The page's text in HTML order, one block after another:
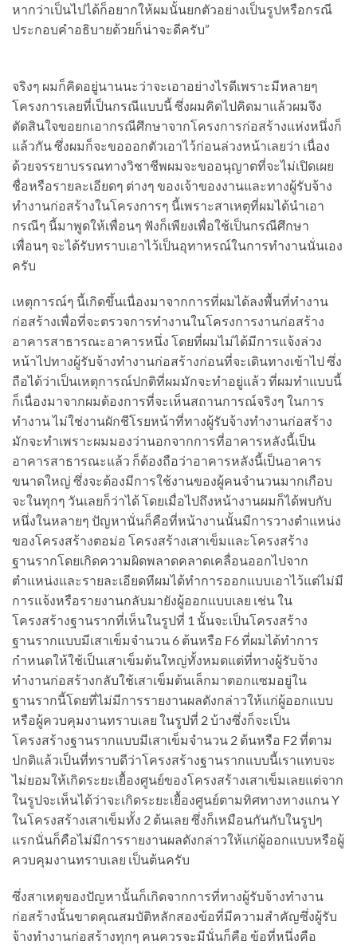
หากว่าเป็นไปได้ก็อยากให้ผมนั้นยกตัวอย่างเป็นรูปหรือกรณี
ประกอบคำอธิบายด้วยก็น่าจะดีครับ”
จริงๆ ผมก็คิดอยู่นานนะว่าจะเอาอย่างไรดีเพราะมีหลายๆ
โครงการเลยที่เป็นกรณีแบบนี้ ซึ่งผมคิดไปคิดมาแล้วผมจึง
ตัดสินใจขอยกเอากรณีศึกษาจากโครงการก่อสร้างแห่งหนึ่งก็
แล้วกัน ซึ่งผมก็จะขอออกตัวเอาไว้ก่อนล่วงหน้าเลยว่า เนื่อง
ด้วยจรรยาบรรณทางวิชาชีพผมจะขออนุญาตที่จะไม่เปิดเผย
ชื่อหรือรายละเอียดๆ ต่างๆ ของเจ้าของงานและทางผู้รับจ้าง
ทำงานก่อสร้างในโครงการๆ นี้เพราะสาเหตุที่ผมได้นำเอา
กรณีๆ นี้มาพูดให้เพื่อนๆ ฟังก็เพียงเพื่อใช้เป็นกรณีศึกษา
เพื่อนๆ จะได้รับทราบเอาไว้เป็นอุทาหรณ์ในการทำงานนั่นเอง
ครับ
เหตุการณ์ๆ นี้เกิดขึ้นเนื่องมาจากการที่ผมได้ลงพื้นที่ทำงาน
ก่อสร้างเพื่อที่จะตรวจการทำงานในโครงการงานก่อสร้าง
อาคารสาธารณะอาคารหนึ่ง โดยที่ผมไม่ได้มีการแจ้งล่วง
หน้าไปทางผู้รับจ้างทำงานก่อสร้างก่อนที่จะเดินทางเข้าไป ซึ่ง
ถือได้ว่าเป็นเหตุการณ์ปกติที่ผมมักจะทำอยู่แล้ว ที่ผมทำแบบนี้
ก็เนื่องมาจากผมต้องการที่จะเห็นสถานการณ์จริงๆ ในการ
ทำงาน ไม่ใช่งานผักชีโรยหน้าที่ทางผู้รับจ้างทำงานก่อสร้าง
มักจะทำเพราะผมมองว่านอกจากการที่อาคารหลังนี้เป็น
อาคารสาธารณะแล้ว ก็ต้องถือว่าอาคารหลังนี้เป็นอาคาร
ขนาดใหญ่ ซึ่งจะต้องมีการใช้งานของผู้คนจำนวนมากเกือบ
จะในทุกๆ วันเลยก็ว่าได้ โดยเมื่อไปถึงหน้างานผมก็ได้พบกับ
หนึ่งในหลายๆ ปัญหานั่นก็คือที่หน้างานนั้นมีการวางตำแหน่ง
ของโครงสร้างตอม่อ โครงสร้างเสาเข็มและโครงสร้าง
ฐานรากโดยเกิดความผิดพลาดคลาดเคลื่อนออกไปจาก
ตำแหน่งและรายละเอียดทีผมได้ทำการออกแบบเอาไว้แต่ไม่มี
การแจ้งหรือรายงานกลับมายังผู้ออกแบบเลย เช่น ใน
โครงสร้างฐานรากที่เห็นในรูปที่ 1 นั้นจะเป็นโครงสร้าง
ฐานรากแบบมีเสาเข็มจำนวน 6 ต้นหรือ F6 ที่ผมได้ทำการ
กำหนดให้ใช้เป็นเสาเข็มต้นใหญ่ทั้งหมดแต่ที่ทางผู้รับจ้าง
ทำงานก่อสร้างกลับใช้เสาเข็มต้นเล็กมาตอกแซมอยู่ใน
ฐานรากนี้โดยที่ไม่มีการรายงานผลดังกล่าวให้แก่ผู้ออกแบบ
หรือผู้ควบคุมงานทราบเลย ในรูปที่ 2 บ้างซึ่งก็จะเป็น
โครงสร้างฐานรากแบบมีเสาเข็มจำนวน 2 ต้นหรือ F2 ที่ตาม
ปกติแล้วเป็นที่ทราบดีว่าโครงสร้างฐานรากแบบนี้เราแทบจะ
ไม่ยอมให้เกิดระยะเยื้องศูนย์ของโครงสร้างเสาเข็มเลยแต่จาก
ในรูปจะเห็นได้ว่าจะเกิดระยะเยื้องศูนย์ตามทิศทางทางแกน Y
ในโครงสร้างเสาเข็มทั้ง 2 ต้นเลย ซึ่งก็เหมือนกันกับในรูปๆ
แรกนั่นก็คือไม่มีการรายงานผลดังกล่าวให้แก่ผู้ออกแบบหรือผู้
ควบคุมงานทราบเลย เป็นต้นครับ
ซึ่งสาเหตุของปัญหานั้นก็เกิดจากการที่ทางผู้รับจ้างทำงาน
ก่อสร้างนั้นขาดคุณสมบัติหลักสองข้อที่มีความสำคัญซึ่งผู้รับ
จ้างทำงานก่อสร้างทุกๆ คนควรจะมีนั่นก็คือ ข้อที่หนึ่งคือ